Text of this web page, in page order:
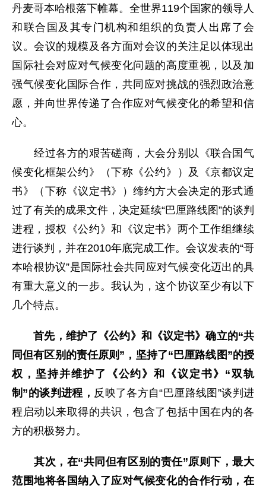
丹麦哥本哈根落下帷幕。全世界119个国家的领导人
和联合国及其专门机构和组织的负责人出席了会
议。会议的规模及各方面对会议的关注足以体现出
国际社会对应对气候变化问题的高度重视，以及加
强气候变化国际合作，共同应对挑战的强烈政治意
愿，并向世界传递了合作应对气候变化的希望和信
心。
经过各方的艰苦磋商，大会分别以《联合国气
候变化框架公约》（下称《公约》）及《京都议定
书》（下称《议定书》）缔约方大会决定的形式通
过了有关的成果文件，决定延续“巴厘路线图”的谈判
进程，授权《公约》和《议定书》两个工作组继续
进行谈判，并在2010年底完成工作。会议发表的“哥
本哈根协议”是国际社会共同应对气候变化迈出的具
有重大意义的一步。我认为，这个协议至少有以下
几个特点。
首先， 维护了《公约》和《议定书》确立的“共
同但有区别的责任原则”，坚持了“巴厘路线图”的授
权，坚持并维护了《公约》和《议定书》“双轨
制”的谈判进程， 反映了各方自“巴厘路线图”谈判进
程启动以来取得的共识，包含了包括中国在内的各
方的积极努力。
其次，在“共同但有区别 的责任”原则下，最大
范围地将各国纳入了应对气候变化的合作行动 ，在